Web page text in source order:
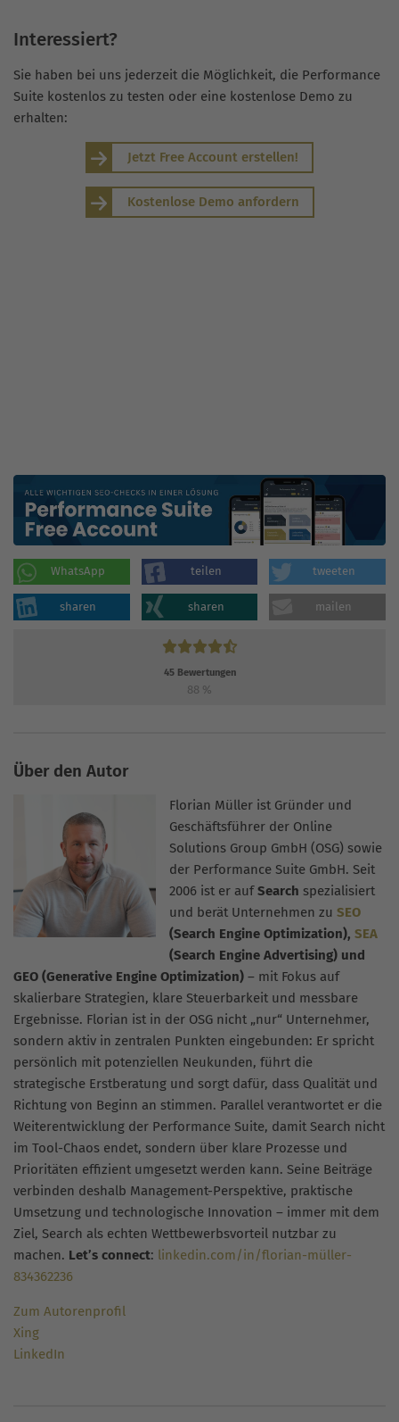
Interessiert?
Sie haben bei uns jederzeit die Möglichkeit, die Performance
Suite kostenlos zu testen oder eine kostenlose Demo zu
erhalten:
Jetzt Free Account erstellen!
Kostenlose Demo anfordern
WhatsApp teilen tweeten
sharen sharen mailen
45Bewertungen
88 %
Über den Autor
Florian Müller ist Gründer und
Geschäftsführer der Online
Solutions Group GmbH (OSG) sowie
der Performance Suite GmbH. Seit
2006 ist er aufSearch spezialisiert
und berät Unternehmen zu SEO
(Search Engine Optimization), SEA
(Search Engine Advertising) und
GEO (Generative Engine Optimization) – mit Fokus auf
skalierbare Strategien, klare Steuerbarkeit und messbare
Ergebnisse. Florian ist in der OSG nicht „nur“ Unternehmer,
sondern aktiv in zentralen Punkten eingebunden: Er spricht
persönlich mit potenziellen Neukunden, führt die
strategische Erstberatung und sorgt dafür, dass Qualität und
Richtung von Beginn an stimmen. Parallel verantwortet er die
Weiterentwicklung der Performance Suite, damit Search nicht
im Tool-Chaos endet, sondern über klare Prozesse und
Prioritäten effizient umgesetzt werden kann. Seine Beiträge
verbinden deshalb Management-Perspektive, praktische
Umsetzung und technologische Innovation – immer mit dem
Ziel, Search als echten Wettbewerbsvorteil nutzbar zu
machen. Let’s connect: linkedin.com/in/florian-müller-
834362236
Zum Autorenprofil
Xing
LinkedIn